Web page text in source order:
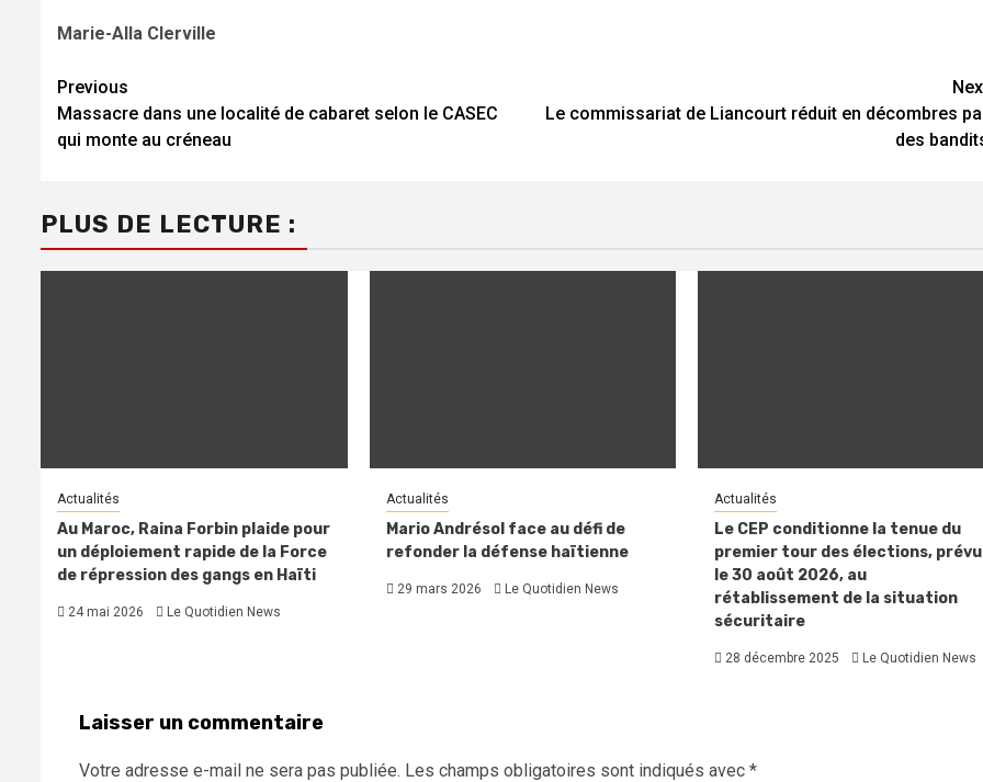
Marie-Alla Clerville
Continue
Reading
Previous
Massacre dans une localité de cabaret selon le CASEC
qui monte au créneau
Le commissariat de Liancourt réduit en décombres
des
PLUS DE LECTURE :
Actualités
Au Maroc, Raina Forbin plaide pour
un déploiement rapide de la Force
de répression des gangs en Haïti
24 mai 2026 Le Quotidien News
Actualités
Mario Andrésol face au défi de
refonder la défense haïtienne
29 mars 2026 Le Quotidien News
Actualités
Le CEP conditionne la tenue du
premier tour des élections, prévu
le 30 août 2026, au
rétablissement de la situation
sécuritaire
28 décembre 2025 Le Quotidien News
Laisser un commentaire
Votre adresse e-mail ne sera pas publiée. Les champs obligatoires sont indiqués avec *